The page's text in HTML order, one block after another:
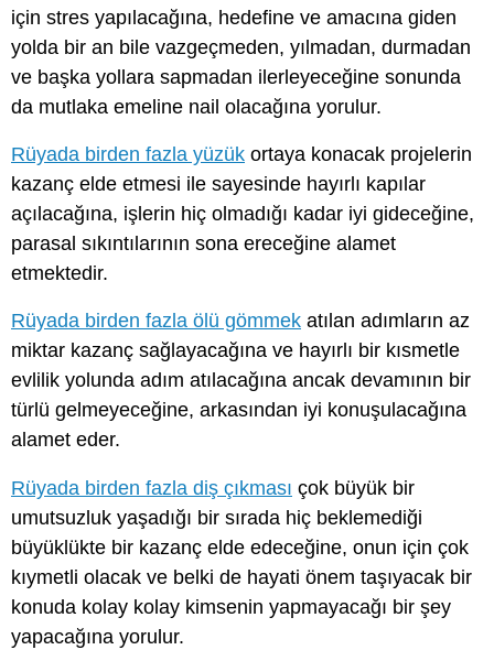
için stres yapılacağına, hedefine ve amacına giden
yolda bir an bile vazgeçmeden, yılmadan, durmadan
ve başka yollara sapmadan ilerleyeceğine sonunda
da mutlaka emeline nail olacağına yorulur.
Rüyada birden fazla yüzük ortaya konacak projelerin
kazanç elde etmesi ile sayesinde hayırlı kapılar
açılacağına, işlerin hiç olmadığı kadar iyi gideceğine,
parasal sıkıntılarının sona ereceğine alamet
etmektedir.
Rüyada birden fazla ölü gömmek atılan adımların az
miktar kazanç sağlayacağına ve hayırlı bir kısmetle
evlilik yolunda adım atılacağına ancak devamının bir
türlü gelmeyeceğine, arkasından iyi konuşulacağına
alamet eder.
Rüyada birden fazla diş çıkması çok büyük bir
umutsuzluk yaşadığı bir sırada hiç beklemediği
büyüklükte bir kazanç elde edeceğine, onun için çok
kıymetli olacak ve belki de hayati önem taşıyacak bir
konuda kolay kolay kimsenin yapmayacağı bir şey
yapacağına yorulur.